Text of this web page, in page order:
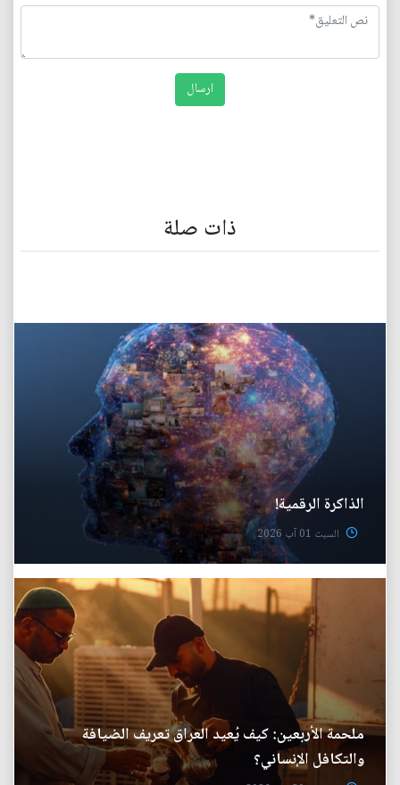
ذات صلة
الذاكرة الرقمية!
السبت 01 آب 2026
ملحمة الأربعين: كيف يُعيد العراق تعريف الضيافة
والتكافل الإنساني؟